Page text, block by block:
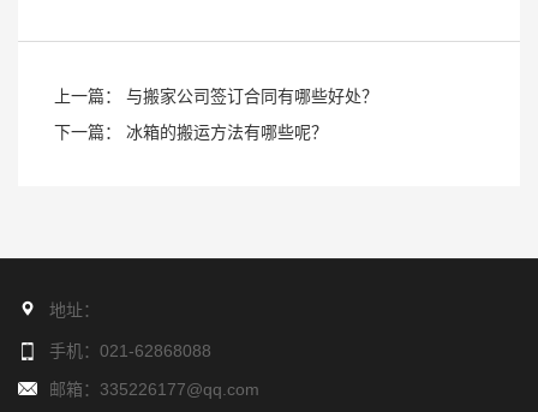
上一篇： 与搬家公司签订合同有哪些好处？
下一篇： 冰箱的搬运方法有哪些呢？
地址：
手机：021-62868088
邮箱：335226177@qq.com